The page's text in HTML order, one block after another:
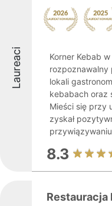
Laureaci
Korner Kebab
rozpoznawalny
lokali
kebabach oraz
Mieści się przy
zyskał
8.3
Restauracja